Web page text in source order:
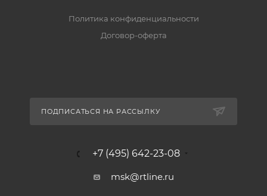
Политика конфиденциальности
Договор-оферта
ПОДПИСАТЬСЯ НА РАССЫЛКУ
+7 (495) 642-23-08
msk@rtline.ru